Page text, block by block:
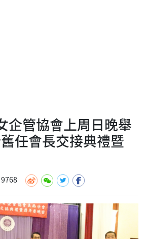
企管協會上周日晚舉
任會長交接典禮暨
9768